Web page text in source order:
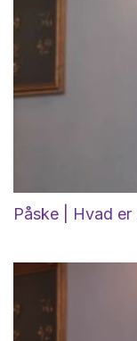
Påske | Hvad er